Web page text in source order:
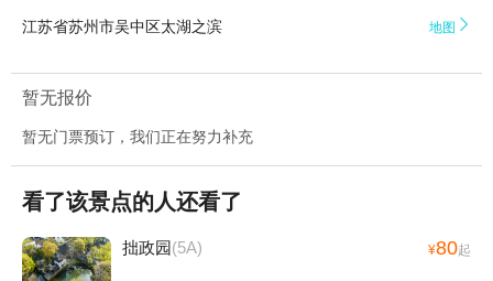
江苏省苏州市吴中区太湖之滨 地图 
暂无报价
暂无门票预订，我们正在努力补充
看了该景点的人还看了
拙政园(5A) ¥80起